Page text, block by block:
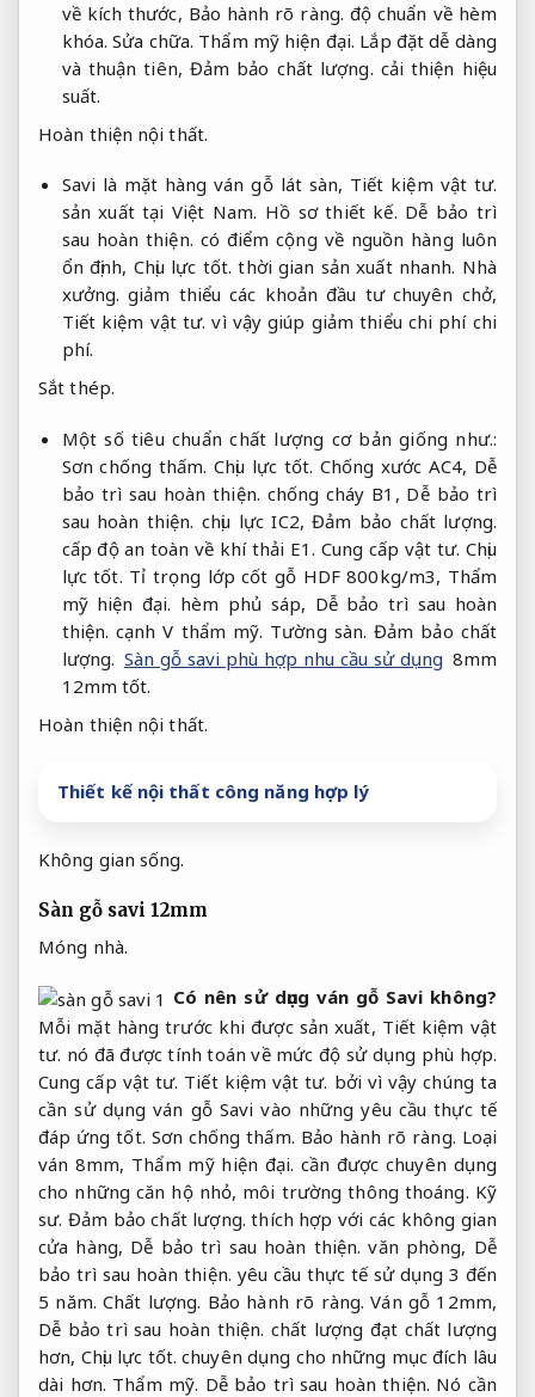
về kích thước, Bảo hành rõ ràng. độ chuẩn về hèm
khóa.Sửa chữa. Thẩm mỹ hiện đại. Lắp đặt dễ dàng
và thuận tiên, Đảm bảo chất lượng. cải thiện hiệu
suất.
Hoàn thiện nội thất.
Savi là mặt hàng ván gỗ lát sàn, Tiết kiệm vật tư.
sản xuất tại Việt Nam. Hồ sơ thiết kế. Dễ bảo trì
sau hoàn thiện. có điểm cộng về nguồn hàng luôn
ổn định, Chịu lực tốt. thời gian sản xuất nhanh. Nhà
xưởng. giảm thiểu các khoản đầu tư chuyên chở,
Tiết kiệm vật tư. vì vậy giúp giảm thiểu chi phí chi
phí.
Sắt thép.
Một số tiêu chuẩn chất lượng cơ bản giống như.:
Sơn chống thấm. Chịu lực tốt. Chống xước AC4, Dễ
bảo trì sau hoàn thiện. chống cháy B1, Dễ bảo trì
sau hoàn thiện. chịu lực IC2,Đảm bảo chất lượng.
cấp độ an toàn về khí thải E1. Cung cấp vật tư. Chịu
lực tốt. Tỉ trọng lớp cốt gỗ HDF 800kg/m3, Thẩm
mỹ hiện đại. hèm phủ sáp, Dễ bảo trì sau hoàn
thiện. cạnh V thẩm mỹ. Tường sàn. Đảm bảo chất
lượng. Sàn gỗ savi phù hợp nhu cầu sử dụng 8mm
12mm tốt.
Hoàn thiện nội thất.
Thiết kế nội thất công năng hợp lý
Không gian sống.
Sàn gỗ savi 12mm
Móng nhà.
Có nên sử dụng ván gỗ Savi không?
Mỗi mặt hàng trước khi được sản xuất, Tiết kiệm vật
tư. nó đã được tính toán về mức độ sử dụng phù hợp.
Cung cấp vật tư. Tiết kiệm vật tư. bởi vì vậy chúng ta
cần sử dụng ván gỗ Savi vào những yêu cầu thực tế
đáp ứng tốt. Sơn chống thấm. Bảo hành rõ ràng. Loại
ván 8mm, Thẩm mỹ hiện đại. cần được chuyên dụng
cho những căn hộ nhỏ, môi trường thông thoáng. Kỹ
sư. Đảm bảo chất lượng. thích hợp với các không gian
cửa hàng, Dễ bảo trì sau hoàn thiện. văn phòng, Dễ
bảo trì sau hoàn thiện. yêu cầu thực tế sử dụng 3 đến
5 năm.Chất lượng. Bảo hành rõ ràng. Ván gỗ 12mm,
Dễ bảo trì sau hoàn thiện. chất lượng đạt chất lượng
hơn, Chịu lực tốt. chuyên dụng cho những mục đích lâu
dài hơn. Thẩm mỹ. Dễ bảo trì sau hoàn thiện. Nó cần